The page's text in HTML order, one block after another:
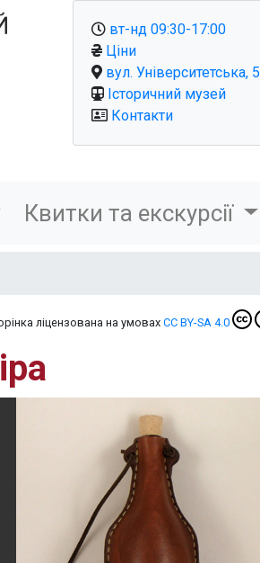
вт-нд 09:30-17:00
Ціни
вул. Університетська, 5
Історичний музей
Контакти
Квитки та екскурсії
ліцензована на умовах CC BY-SA 4.0